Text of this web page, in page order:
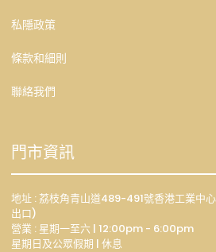
私隱政策
條款和細則
聯絡我們
門市資訊
地址 : 荔枝角青山道489-491號香港工業中
出口)
營業 : 星期一至六 | 12:00pm - 6:00pm
星期日及公眾假期 | 休息